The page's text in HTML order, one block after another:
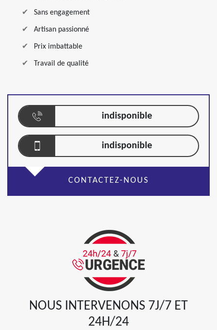
Sans engagement
Artisan passionné
Prix imbattable
Travail de qualité
indisponible
indisponible
CONTACTEZ-NOUS
NOUS INTERVENONS 7J/7 ET
24H/24